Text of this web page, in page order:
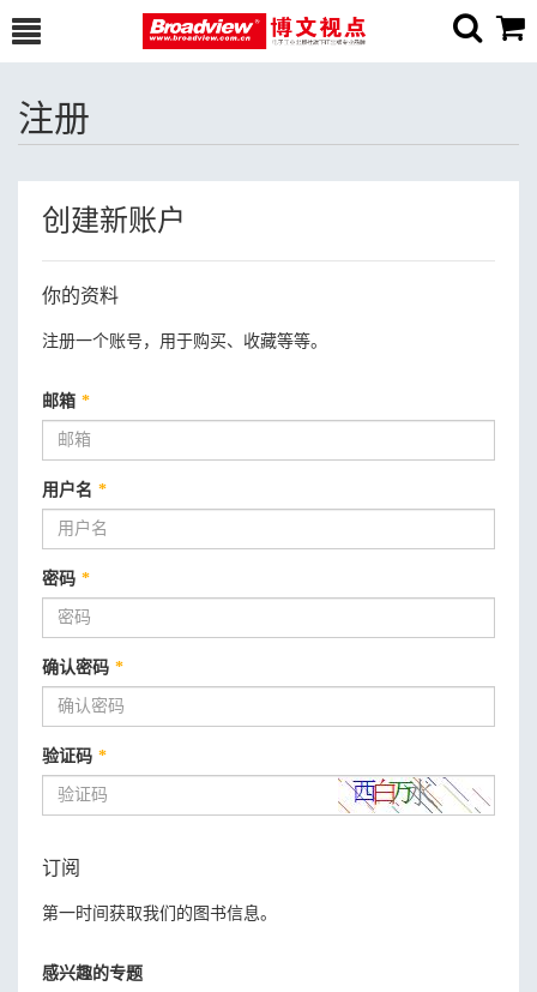
注册
创建新账户
你的资料
注册一个账号，用于购买、收藏等等。
邮箱 *
用户名 *
密码 *
确认密码 *
验证码 *
订阅
第一时间获取我们的图书信息。
感兴趣的专题